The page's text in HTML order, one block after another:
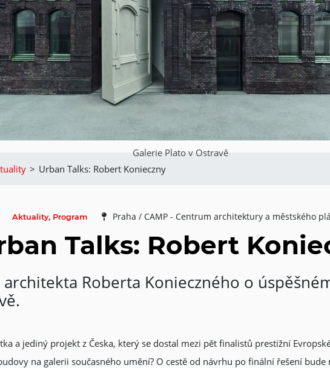
Galerie Plato v Ostravě
> Urban Talks: Robert Konieczny
Aktuality, Program Praha / CAMP - Centrum architektury a městského
Talks: Robert
Roberta Konieczného o
a jediný projekt z Česka, který se dostal mezi pět finalistů prestižní
na galerii současného umění? O cestě od návrhu po finální řešení